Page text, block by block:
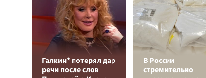
Галкин* потерял дар
речи после слов
В России
стремительно